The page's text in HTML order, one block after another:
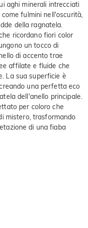
aghi minerali intrecciati
fulmini nell'oscurità,
della ragnatela.
ricordano fiori color
un tocco di
di accento trae
affilate e fluide che
La sua superficie è
una perfetta eco
dell'anello principale.
per coloro che
mistero, trasformando
di una fiaba